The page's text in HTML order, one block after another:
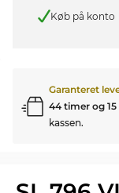
Køb på konto
Garanteret
44 timer og
kassen.